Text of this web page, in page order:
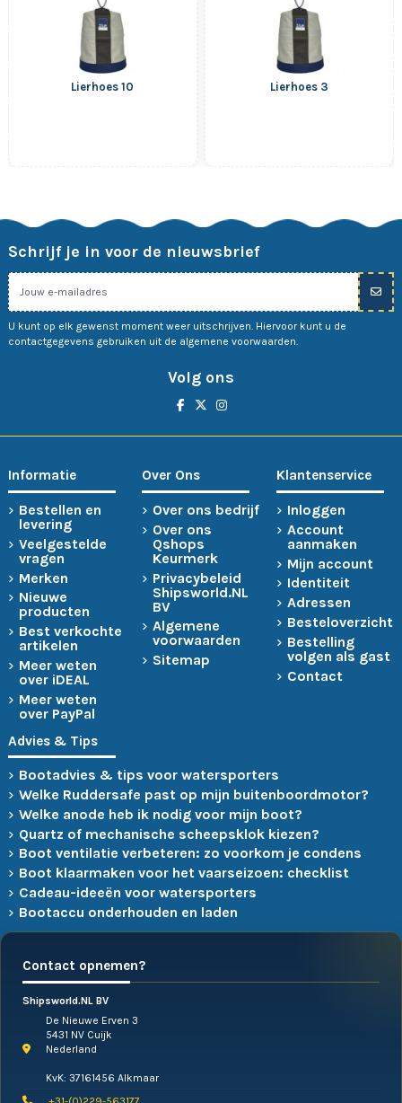
Lierhoes 10 Lierhoes 3
Schrijf je in voor de nieuwsbrief
U kunt op elk gewenst moment weer uitschrijven. Hiervoor kunt u de
contactgegevens gebruiken uit de algemene voorwaarden.
Volg ons
Informatie
Bestellen en
levering
Veelgestelde
vragen
Merken
Nieuwe
producten
Best verkochte
artikelen
Meer weten
over iDEAL
Meer weten
over PayPal
Over Ons
Over ons bedrijf
Over ons
Qshops
Keurmerk
Privacybeleid
Shipsworld.NL
BV
Algemene
voorwaarden
Sitemap
Klantenservice
Inloggen
Account
aanmaken
Mijn account
Identiteit
Adressen
Besteloverzicht
Bestelling
volgen als gast
Contact
Advies & Tips
Bootadvies & tips voor watersporters
Welke Ruddersafe past op mijn buitenboordmotor?
Welke anode heb ik nodig voor mijn boot?
Quartz of mechanische scheepsklok kiezen?
Boot ventilatie verbeteren: zo voorkom je condens
Boot klaarmaken voor het vaarseizoen: checklist
Cadeau-ideeën voor watersporters
Bootaccu onderhouden en laden
Contact opnemen?
Shipsworld.NL BV
De Nieuwe Erven 3
5431 NV Cuijk
Nederland
KvK: 37161456 Alkmaar